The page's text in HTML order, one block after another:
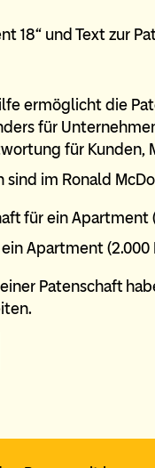
ermöglicht die
für
für Kunden,
im Ronald
für ein Apartment
Apartment (2.000
Patenschaft